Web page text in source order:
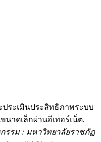
ประเมินประสิทธิภาพระบบ
าดเล็กผ่านอีเทอร์เน็ต.
รรม : มหาวิทยาลัยราชภัฏ